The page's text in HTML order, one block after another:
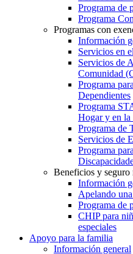
Programa de
Programa
Programas con
Información
Servicios en
Servicios de
Comunidad
Programa
Dependientes
Programa
Hogar y en
Programa de
Servicios de
Programa
Beneficios y seguro
Información
Apelando
Programa de
CHIP para
especiales
Apoyo para la familia
Información general